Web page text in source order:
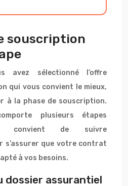
souscription
avez sélectionné l’offre
qui vous convient le mieux,
à la phase de souscription.
plusieurs étapes
convient de suivre
s’assurer que votre contrat
à vos besoins.
dossier assurantiel